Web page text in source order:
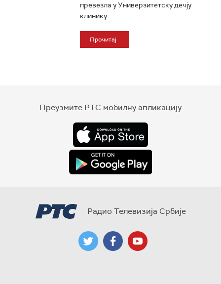
превезла у Универзитетску дечју
клинику...
Прочитај
Преузмите РТС мобилну апликацију
Радио Телевизија Србије